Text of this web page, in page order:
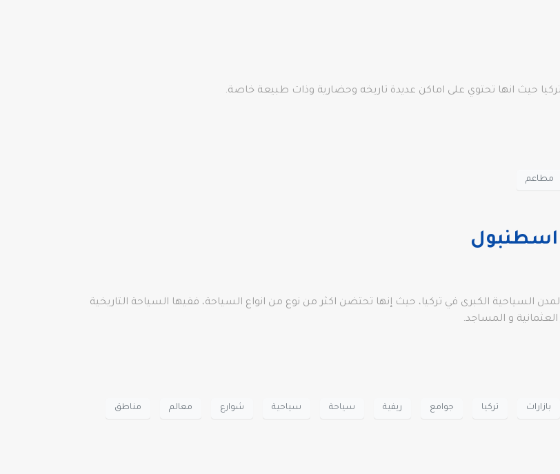
حيث انها تحتوي على اماكن عديدة تاريخه وحضارية وذات طبيعة خاصة.
مطاعم
اسطنبول
السياحية الكبرى في تركيا، حيث إنها تحتضن اكثر من نوع من انواع السياحة، ففيها السياحة التاريخية
و المساجد.
بازارات تركيا جوامع ريفية سياحة سياحية شوارع معالم مناطق